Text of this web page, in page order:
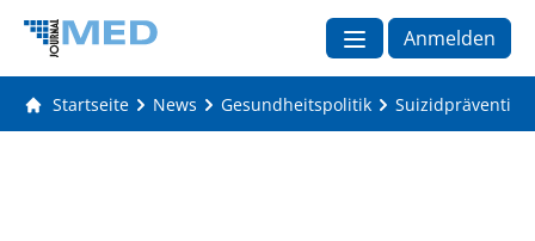
Anmelden
Startseite News Gesundheitspolitik